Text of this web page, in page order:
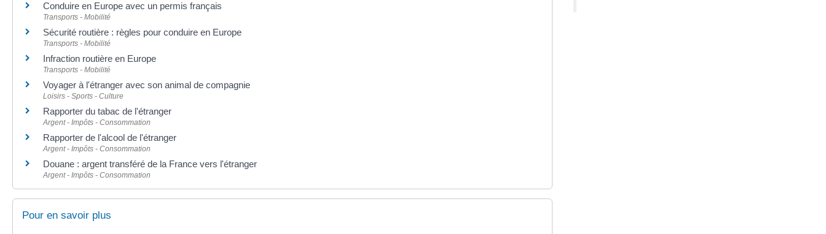
Conduire en Europe avec un permis français
Transports - Mobilité
Sécurité routière : règles pour conduire en Europe
Transports - Mobilité
Infraction routière en Europe
Transports - Mobilité
Voyager à l'étranger avec son animal de compagnie
Loisirs - Sports - Culture
Rapporter du tabac de l'étranger
Argent - Impôts - Consommation
Rapporter de l'alcool de l'étranger
Argent - Impôts - Consommation
Douane : argent transféré de la France vers l'étranger
Argent - Impôts - Consommation
Pour en savoir plus